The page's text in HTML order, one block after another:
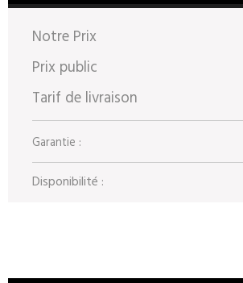
Notre Prix
Prix public
Tarif de livraison
Garantie :
Disponibilité :